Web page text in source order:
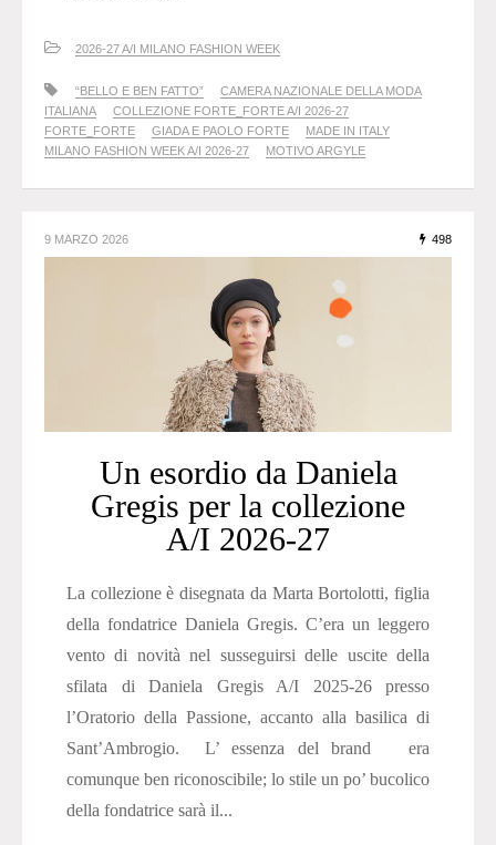
2026-27 A/I MILANO FASHION WEEK
“BELLO E BEN FATTO”
CAMERA NAZIONALE DELLA MODA
ITALIANA
COLLEZIONE FORTE_FORTE A/I 2026-27
FORTE_FORTE
GIADA E PAOLO FORTE
MADE IN ITALY
MILANO FASHION WEEK A/I 2026-27
MOTIVO ARGYLE
9 MARZO 2026 498
Un esordio da Daniela
Gregis per la collezione
A/I 2026-27
La collezione è disegnata da Marta Bortolotti, figlia
della fondatrice Daniela Gregis. C’era un leggero
vento di novità nel susseguirsi delle uscite della
sfilata di Daniela Gregis A/I 2025-26 presso
l’Oratorio della Passione, accanto alla basilica di
Sant’Ambrogio. L’ essenza del brand era
comunque ben riconoscibile; lo stile un po’ bucolico
della fondatrice sarà il...